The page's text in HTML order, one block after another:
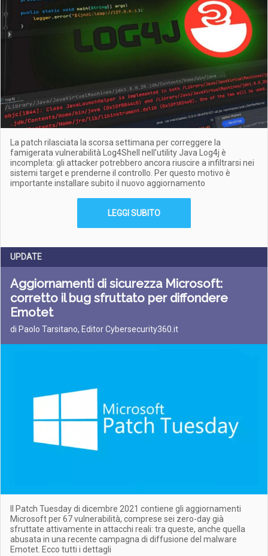
La patch rilasciata la scorsa settimana per correggere la
famigerata vulnerabilità Log4Shell nell’utility Java Log4j è
incompleta: gli attacker potrebbero ancora riuscire a infiltrarsi nei
sistemi target e prenderne il controllo. Per questo motivo è
importante installare subito il nuovo aggiornamento
LEGGI SUBITO
UPDATE
Aggiornamenti di sicurezza Microsoft:
corretto il bug sfruttato per diffondere
Emotet
di Paolo Tarsitano, Editor Cybersecurity360.it
Il Patch Tuesday di dicembre 2021 contiene gli aggiornamenti
Microsoft per 67 vulnerabilità, comprese sei zero-day già
sfruttate attivamente in attacchi reali: tra queste, anche quella
abusata in una recente campagna di diffusione del malware
Emotet. Ecco tutti i dettagli